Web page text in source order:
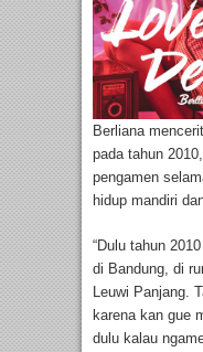
Berliana
pada tahun
pengamen
hidup mandiri
“Dulu tahun
di Bandung, di
Leuwi Panjang.
karena kan gue
dulu kalau